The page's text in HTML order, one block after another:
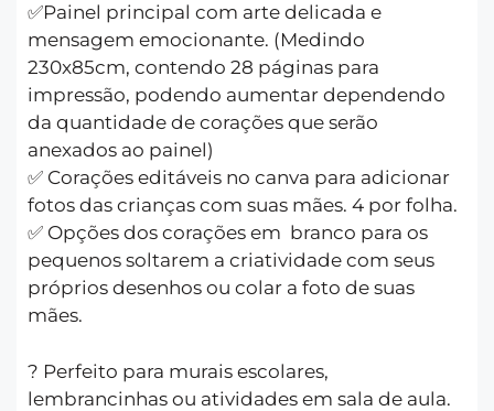
✅Painel principal com arte delicada e
mensagem emocionante. (Medindo
230x85cm, contendo 28 páginas para
impressão, podendo aumentar dependendo
da quantidade de corações que serão
anexados ao painel)
✅ Corações editáveis no canva para adicionar
fotos das crianças com suas mães. 4 por folha.
✅ Opções dos corações em branco para os
pequenos soltarem a criatividade com seus
próprios desenhos ou colar a foto de suas
mães.
? Perfeito para murais escolares,
lembrancinhas ou atividades em sala de aula.